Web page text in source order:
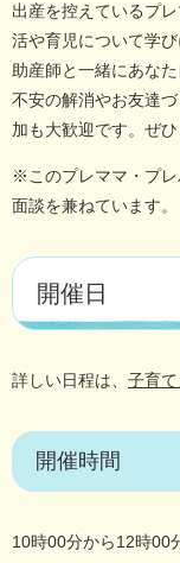
出産を控えているプ
活や育児について学
助産師と一緒にあな
不安の解消やお友達
加も大歓迎です。ぜひ
※このプレママ・プ
面談を兼ねています。
開催日
詳しい日程は、 子育
開催時間
10時00分から12時00